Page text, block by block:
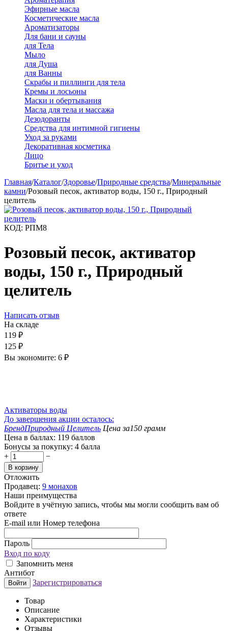
Эфирные масла
Косметические масла
Ароматизаторы
Для бани и сауны
для Тела
Мыло
для Душа
для Ванны
Скрабы и пиллинги для тела
Кремы и лосьоны
Маски и обертывания
Масла для тела и массажа
Дезодоранты
Средства для интимной гигиены
Уход за руками
Декоративная косметика
Лицо
Бритье и уход
Главная/Каталог/Здоровье/Природные средства/Минеральные
камни/Розовый песок, активатор воды, 150 г., Природный
целитель
КОД: РПМ8
Розовый песок, активатор
воды, 150 г., Природный
целитель
Написать отзыв
На складе
119 ₽
125 ₽
Вы экономите: 6 ₽
Активаторы воды
До завершения акции осталось:
БрендПриродный Целитель Цена за150 грамм
Цена в баллах: 119 баллов
Бонусы за покупку: 4 балла
+
−
В корзину
Отложить
Продавец: 9 монахов
Наши преимущества
Войдите в учётную запись, чтобы мы могли сообщить вам об
ответе
E-mail или Номер телефона
Пароль
Вход по коду
Запомнить меня
Антибот
Войти Зарегистрироваться
Товар
Описание
Характеристики
Отзывы